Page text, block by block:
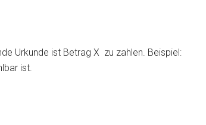
Urkunde ist Betrag X zu zahlen. Beispiel:
ist.